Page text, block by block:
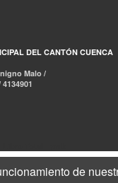
DEL CANTÓN CUENCA
Malo /
de